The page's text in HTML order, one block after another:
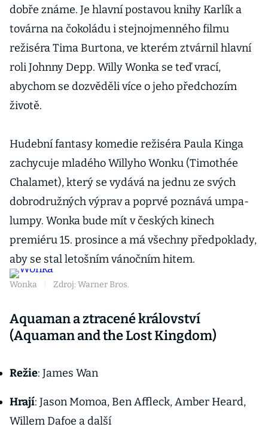
dobře známe. Je hlavní postavou knihy Karlík a
továrna na čokoládu i stejnojmenného filmu
režiséra Tima Burtona, ve kterém ztvárnil hlavní
roli Johnny Depp. Willy Wonka se teď vrací,
abychom se dozvěděli více o jeho předchozím
životě.
Hudební fantasy komedie režiséra Paula Kinga
zachycuje mladého Willyho Wonku (Timothée
Chalamet), který se vydává na jednu ze svých
dobrodružných výprav a poprvé poznává umpa-
lumpy. Wonka bude mít v českých kinech
premiéru 15. prosince a má všechny předpoklady,
aby se stal letošním vánočním hitem.
Wonka Zdroj: Warner Bros.
Aquaman a ztracené království
(Aquaman and the Lost Kingdom)
Režie: James Wan
Hrají: Jason Momoa, Ben Affleck, Amber Heard,
Willem Dafoe a další